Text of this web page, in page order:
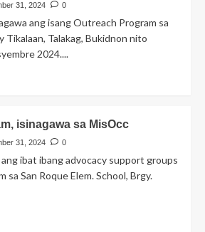
31, 2024 0
ang isang Outreach Program sa
Tikalaan, Talakag, Bukidnon nito
2024....
isinagawa sa MisOcc
31, 2024 0
ibat ibang advocacy support groups
sa San Roque Elem. School, Brgy.